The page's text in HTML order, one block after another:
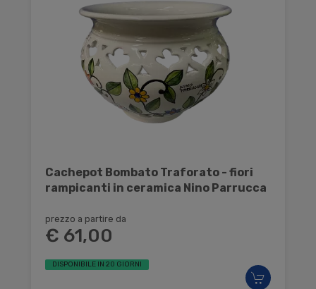
Cachepot Bombato Traforato - fiori
rampicanti in ceramica Nino Parrucca
prezzo a partire da
€ 61,00
DISPONIBILE IN 20 GIORNI